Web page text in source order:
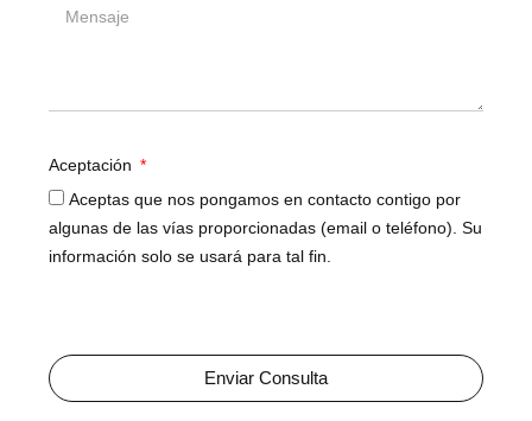
Aceptación
Aceptas que nos pongamos en contacto contigo por
algunas de las vías proporcionadas (email o teléfono). Su
información solo se usará para tal fin.
Enviar Consulta